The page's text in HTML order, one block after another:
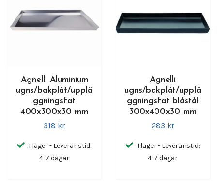
Agnelli Aluminium
ugns/bakplåt/upplä
ggningsfat
400x300x30 mm
318 kr
I lager - Leveranstid:
4-7 dagar
Agnelli
ugns/bakplåt/upplä
ggningsfat blåstål
300x400x30 mm
283 kr
I lager - Leveranstid:
4-7 dagar